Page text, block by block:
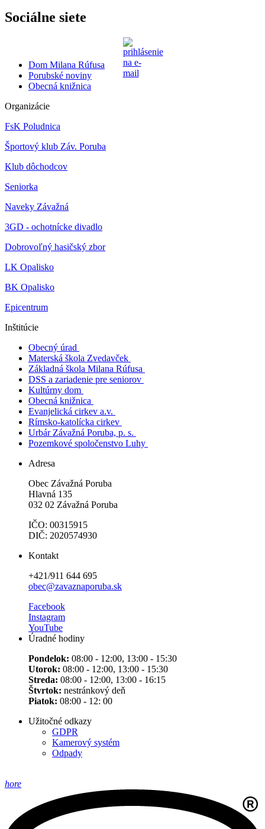
Sociálne siete
Dom Milana Rúfusa
Porubské noviny
Obecná knižnica
Organizácie
FsK Poludnica
Športový klub Záv. Poruba
Klub dôchodcov
Seniorka
Naveky Závažná
3GD - ochotnícke divadlo
Dobrovoľný hasičský zbor
LK Opalisko
BK Opalisko
Epicentrum
Inštitúcie
Obecný úrad
Materská škola Zvedavček
Základná škola Milana Rúfusa
DSS a zariadenie pre seniorov
Kultúrny dom
Obecná knižnica
Evanjelická cirkev a.v.
Rímsko-katolícka cirkev
Urbár Závažná Poruba, p. s.
Pozemkové spoločenstvo Luhy
Adresa
Obec Závažná Poruba
Hlavná 135
032 02 Závažná Poruba
IČO: 00315915
DIČ: 2020574930
Kontakt
+421/911 644 695
obec@zavaznaporuba.sk
Facebook
Instagram
YouTube
Úradné hodiny
Pondelok: 08:00 - 12:00, 13:00 - 15:30
Utorok: 08:00 - 12:00, 13:00 - 15:30
Streda: 08:00 - 12:00, 13:00 - 16:15
Štvrtok: nestránkový deň
Piatok: 08:00 - 12: 00
Užitočné odkazy
GDPR
Kamerový systém
Odpady
hore